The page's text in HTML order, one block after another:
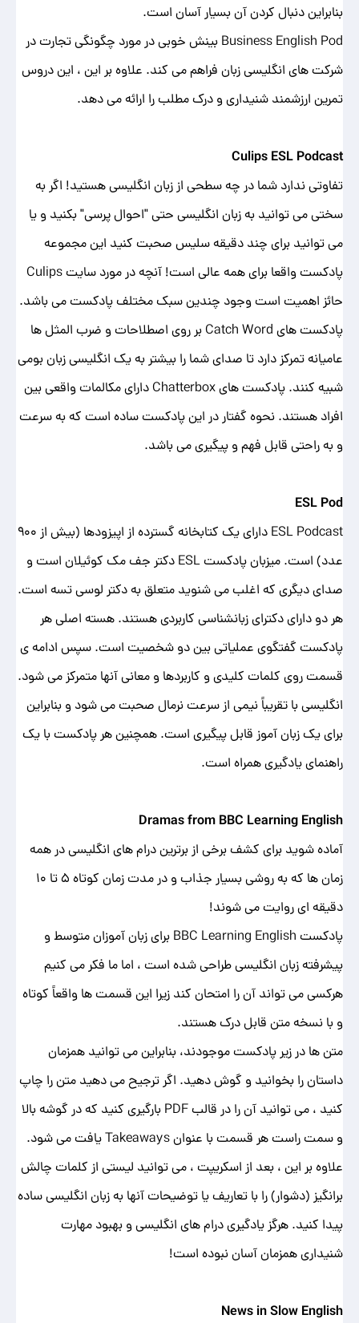
بنابراین دنبال کردن آن بسیار آسان است.
Business English Pod بینش خوبی در مورد چگونگی تجارت در
شرکت های انگلیسی زبان فراهم می کند. علاوه بر این ، این دروس
تمرین ارزشمند شنیداری و درک مطلب را ارائه می دهد.
Culips ESL Podcast
تفاوتی ندارد شما در چه سطحی از زبان انگلیسی هستید! اگر به
سختی می توانید به زبان انگلیسی حتی "احوال پرسی" بکنید و یا
می توانید برای چند دقیقه سلیس صحبت کنید این مجموعه
پادکست واقعا برای همه عالی است! آنچه در مورد سایت Culips
حائز اهمیت است وجود چندین سبک مختلف پادکست می باشد.
پادکست های Catch Word بر روی اصطلاحات و ضرب المثل ها
عامیانه تمرکز دارد تا صدای شما را بیشتر به یک انگلیسی زبان بومی
شبیه کنند. پادکست های Chatterbox دارای مکالمات واقعی بین
افراد هستند. نحوه گفتار در این پادکست ساده است که به سرعت
و به راحتی قابل فهم و پیگیری می باشد.
ESL Pod
ESL Podcast دارای یک کتابخانه گسترده از اپیزودها (بیش از 900
عدد) است. میزبان پادکست ESL دکتر جف مک کوئیلان است و
صدای دیگری که اغلب می شنوید متعلق به دکتر لوسی تسه است.
هر دو دارای دکترای زبانشناسی کاربردی هستند. هسته اصلی هر
پادکست گفتگوی عملیاتی بین دو شخصیت است. سپس ادامه ی
قسمت روی کلمات کلیدی و کاربردها و معانی آنها متمرکز می شود.
انگلیسی با تقریباً نیمی از سرعت نرمال صحبت می شود و بنابراین
برای یک زبان آموز قابل پیگیری است. همچنین هر پادکست با یک
راهنمای یادگیری همراه است.
Dramas from BBC Learning English
آماده شوید برای کشف برخی از برترین درام های انگلیسی در همه
زمان ها که به روشی بسیار جذاب و در مدت زمان کوتاه 5 تا 10
دقیقه ای روایت می شوند!
پادکست BBC Learning English برای زبان آموزان متوسط و
پیشرفته زبان انگلیسی طراحی شده است ، اما ما فکر می کنیم
هرکسی می تواند آن را امتحان کند زیرا این قسمت ها واقعاً کوتاه
و با نسخه متن قابل درک هستند.
متن ها در زیر پادکست موجودند، بنابراین می توانید همزمان
داستان را بخوانید و گوش دهید. اگر ترجیح می دهید متن را چاپ
کنید ، می توانید آن را در قالب PDF بارگیری کنید که در گوشه بالا
و سمت راست هر قسمت با عنوان Takeaways یافت می شود.
علاوه بر این ، بعد از اسکریپت ، می توانید لیستی از کلمات چالش
برانگیز (دشوار) را با تعاریف یا توضیحات آنها به زبان انگلیسی ساده
پیدا کنید. هرگز یادگیری درام های انگلیسی و بهبود مهارت
شنیداری همزمان آسان نبوده است!
News in Slow English